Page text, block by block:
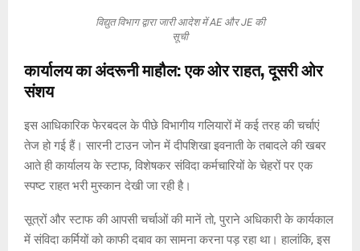
विद्युत विभाग द्वारा जारी आदेश में AE और JE की
सूची
कार्यालय का अंदरूनी माहौल: एक ओर राहत, दूसरी ओर
संशय
इस आधिकारिक फेरबदल के पीछे विभागीय गलियारों में कई तरह की चर्चाएं
तेज हो गई हैं। सारनी टाउन जोन में दीपशिखा इवनाती के तबादले की खबर
आते ही कार्यालय के स्टाफ, विशेषकर संविदा कर्मचारियों के चेहरों पर एक
स्पष्ट राहत भरी मुस्कान देखी जा रही है।
सूत्रों और स्टाफ की आपसी चर्चाओं की मानें तो, पुराने अधिकारी के कार्यकाल
में संविदा कर्मियों को काफी दबाव का सामना करना पड़ रहा था। हालांकि, इस